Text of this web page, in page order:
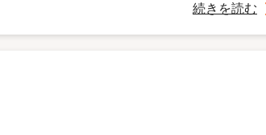
続きを読む